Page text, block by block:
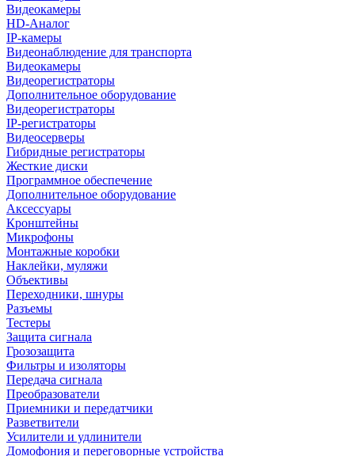
Видеокамеры
HD-Аналог
IP-камеры
Видеонаблюдение для транспорта
Видеокамеры
Видеорегистраторы
Дополнительное оборудование
Видеорегистраторы
IP-регистраторы
Видеосерверы
Гибридные регистраторы
Жесткие диски
Программное обеспечение
Дополнительное оборудование
Аксессуары
Кронштейны
Микрофоны
Монтажные коробки
Наклейки, муляжи
Объективы
Переходники, шнуры
Разъемы
Тестеры
Защита сигнала
Грозозащита
Фильтры и изоляторы
Передача сигнала
Преобразователи
Приемники и передатчики
Разветвители
Усилители и удлинители
Домофония и переговорные устройства